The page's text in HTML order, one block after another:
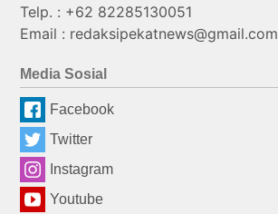
Telp. : +62 82285130051
Email : redaksipekatnews@gmail.com
Media Sosial
Facebook
Twitter
Instagram
Youtube